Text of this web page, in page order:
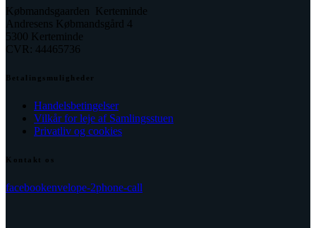
Købmandsgaarden Kerteminde
Andresens Købmandsgård 4
5300 Kerteminde
CVR: 44465736
Betalingsmuligheder
Handelsbetingelser
Vilkår for leje af Samlingsstuen
Privatliv og cookies
Kontakt os
facebookenvelope-2phone-call